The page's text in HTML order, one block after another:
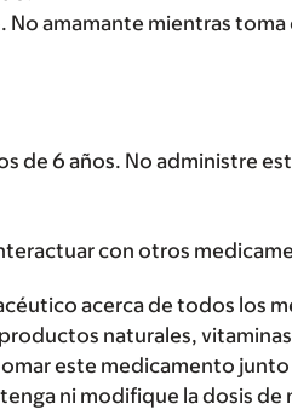
No amamante mientras
de 6 años. No administre
con otros
acerca de todos los
naturales,
este medicamento
ni modifique la dosis de